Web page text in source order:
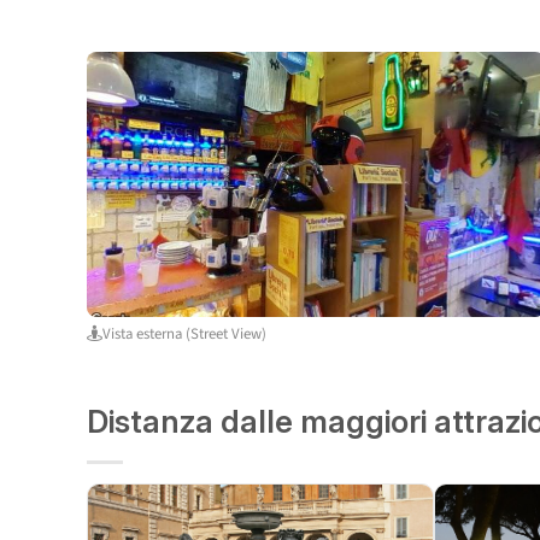
Vista esterna (Street View)
Distanza dalle maggiori